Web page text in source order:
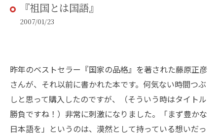
『祖国とは国語』
2007/01/23
昨年のベストセラー『国家の品格』を著された藤原正彦
さんが、それ以前に書かれた本です。何気ない時間つぶ
しと思って購入したのですが、（そういう時はタイトル
勝負ですね！）非常に刺激になりました。「まず豊かな
日本語を」というのは、漠然として持っている想いだっ